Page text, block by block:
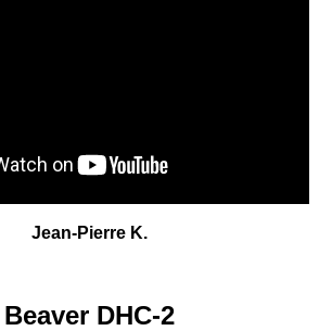
Jean-Pierre K.
Beaver DHC-2